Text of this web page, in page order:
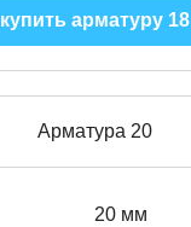
купить арматуру 18
Арматура 20
20 мм